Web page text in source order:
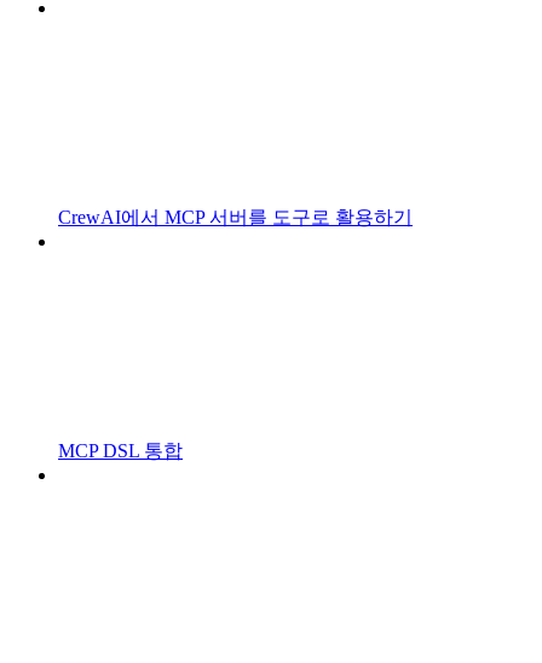
CrewAI에서 MCP 서버를 도구로 활용하기
MCP DSL 통합